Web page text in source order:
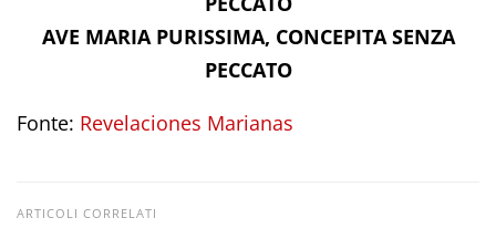
AVE MARIA PURISSIMA, CONCEPITA SENZA
PECCATO
Fonte: Revelaciones Marianas
ARTICOLI CORRELATI